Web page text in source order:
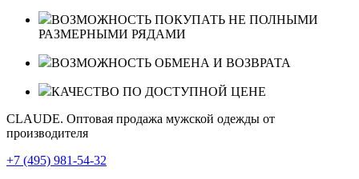
ВОЗМОЖНОСТЬ ПОКУПАТЬ НЕ ПОЛНЫМИ
РАЗМЕРНЫМИ РЯДАМИ
ВОЗМОЖНОСТЬ ОБМЕНА И ВОЗВРАТА
КАЧЕСТВО ПО ДОСТУПНОЙ ЦЕНЕ
CLAUDE. Оптовая продажа мужской одежды от
производителя
+7 (495) 981-54-32